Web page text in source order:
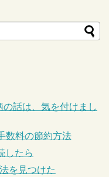
話は、気を付けまし
数料の節約方法
したら
を見つけた